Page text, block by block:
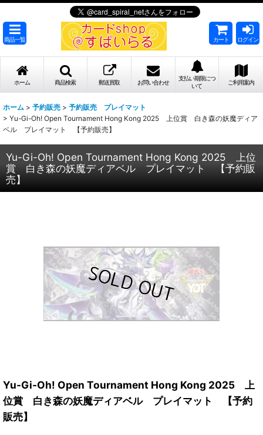
商品一覧 カート ログイン
ホーム 商品検索 郵送買取 お問い合わせ
支払い期限につ
いて
ご利用案内
ホーム > 予約販売 > 予約販売 プレイマット
> Yu-Gi-Oh! Open Tournament Hong Kong 2025 上位賞 白き森の妖魔ディア
ベル プレイマット 【予約販売】
Yu-Gi-Oh! Open Tournament Hong Kong 2025 上位
賞 白き森の妖魔ディアベル プレイマット 【予約販
売】
Yu-Gi-Oh! Open Tournament Hong Kong 2025 上
位賞 白き森の妖魔ディアベル プレイマット 【予約
販売】